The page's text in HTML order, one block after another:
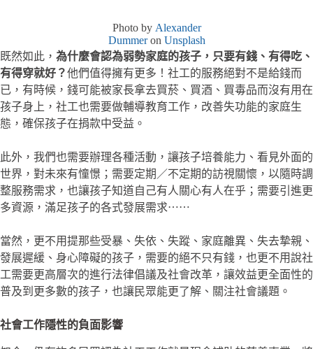
Photo by Alexander
Dummeron Unsplash
既然如此， 為什麼會認為弱勢家庭的孩子，只要有錢、有得吃、
有得穿就好？他們值得擁有更多！社工的服務絕對不是給錢而
已，有時候，錢可能被家長拿去買菸、買酒、買毒品而沒有用在
孩子身上，社工也需要做輔導教育工作，改善失功能的家庭生
態，確保孩子在捐款中受益。
此外，我們也需要辦理各種活動，讓孩子培養能力、看見外面的
世界，對未來有憧憬；需要定期／不定期的訪視關懷，以隨時調
整服務需求，也讓孩子知道自己有人關心有人在乎；需要引進更
多資源，滿足孩子的各式發展需求⋯⋯
當然，更不用提那些受暴、失依、失蹤、家庭離異、失去摯親、
發展遲緩、身心障礙的孩子，需要的絕不只有錢，也更不用說社
工需要更高層次的進行法律倡議及社會改革，讓效益更全面性的
普及到更多數的孩子，也讓民眾能更了解、關注社會議題。
社會工作隱性的負面影響